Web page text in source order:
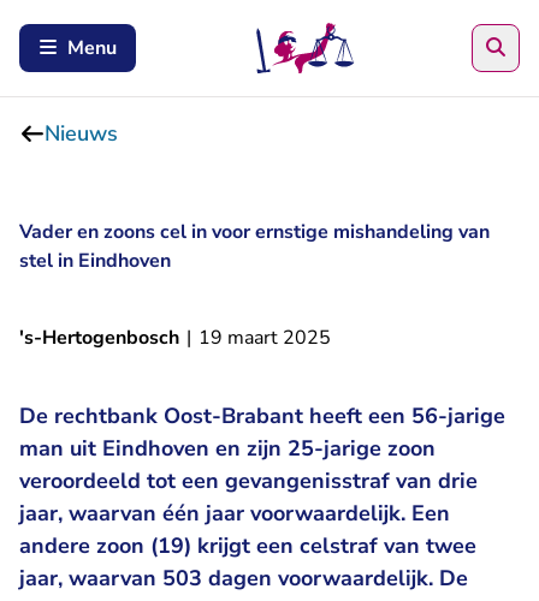
Menu
Nieuws
Vader en zoons cel in voor ernstige mishandeling van
stel in Eindhoven
's-Hertogenbosch | 19 maart 2025
De rechtbank Oost-Brabant heeft een 56-jarige
man uit Eindhoven en zijn 25-jarige zoon
veroordeeld tot een gevangenisstraf van drie
jaar, waarvan één jaar voorwaardelijk. Een
andere zoon (19) krijgt een celstraf van twee
jaar, waarvan 503 dagen voorwaardelijk. De